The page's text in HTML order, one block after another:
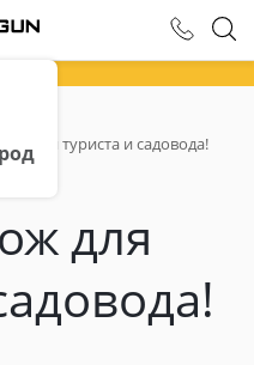
для туриста и садовода!
для